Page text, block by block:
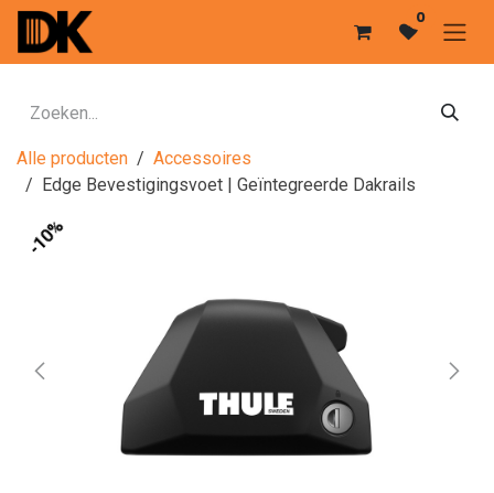
Overslaan naar inhoud 0
Alle producten
Accessoires
Edge Bevestigingsvoet | Geïntegreerde Dakrails
-10%